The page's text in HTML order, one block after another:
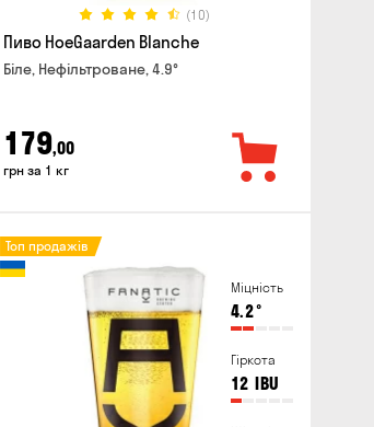
(10)
Пиво HoeGaarden Blanche
Біле, Нефільтроване, 4.9°
179,00
грн за 1 кг
Міцність
4.2°
Гіркота
12 IBU
Топ продажів